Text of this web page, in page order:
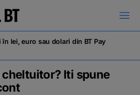
în lei, euro sau dolari din BT Pay
cheltuitor? Iti spune